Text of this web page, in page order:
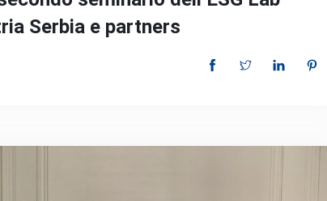
Serbia e partners